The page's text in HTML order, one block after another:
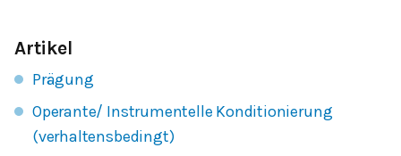
Artikel
Prägung
Operante/ Instrumentelle Konditionierung
(verhaltensbedingt)